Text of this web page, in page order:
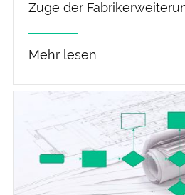
Zuge der
Mehr lesen